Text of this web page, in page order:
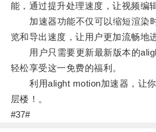
能，通过提升处理速度，让视频编
加速器功能不仅可以缩短渲染
览和导出速度，让用户更加流畅地
用户只需要更新最新版本的
轻松享受这一免费的福利。
利用alight motion加速器，让你
层楼！。
#37#